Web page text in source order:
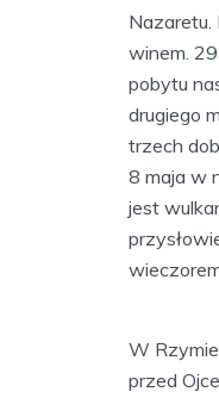
Nazaretu.
winem.
pobytu
drugiego
trzech
8 maja w
jest
W
przed